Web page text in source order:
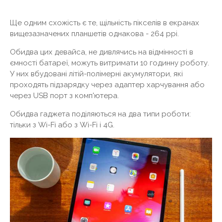
Ще одним схожість є те, щільність пікселів в екранах
вищезазначених планшетів однакова - 264 ppi.
Обидва цих девайса, не дивлячись на відмінності в
ємності батареї, можуть витримати 10 годинну роботу.
У них вбудовані літій-полімерні акумулятори, які
проходять підзарядку через адаптер харчування або
через USB порт з комп'ютера.
Обидва гаджета поділяються на два типи роботи:
тільки з Wi-Fi або з Wi-Fi і 4G.